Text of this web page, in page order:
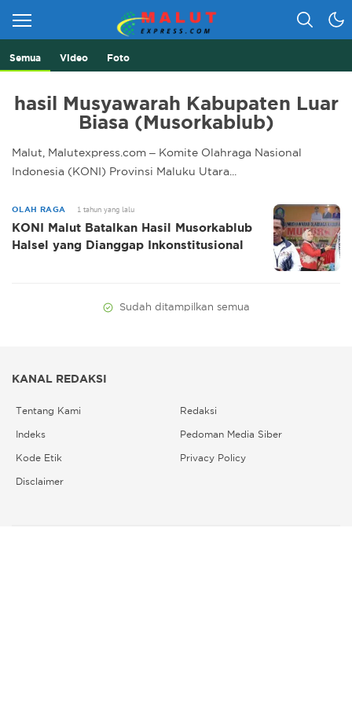
Malut Express
Berita Lebih Cepat
Semua Video Foto
hasil Musyawarah Kabupaten Luar
Biasa (Musorkablub)
Malut, Malutexpress.com – Komite Olahraga Nasional
Indonesia (KONI) Provinsi Maluku Utara...
OLAH RAGA 1 tahun yang lalu
KONI Malut Batalkan Hasil Musorkablub
Halsel yang Dianggap Inkonstitusional
Sudah ditampilkan semua
KANAL REDAKSI
Tentang Kami Redaksi
Indeks Pedoman Media Siber
Kode Etik Privacy Policy
Disclaimer